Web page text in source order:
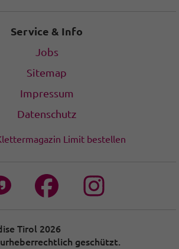
Service & Info
Jobs
Sitemap
Impressum
Datenschutz
Limit bestellen
Tirol 2026
geschützt.